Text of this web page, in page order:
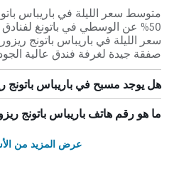
متوسط سعر الليلة في باريباس
صفقة جيدة لغرفة فندق عالية
هل يوجد مسبح في باريباس باتونج
ما هو رقم هاتف باريباس باتونج
عرض المزيد من